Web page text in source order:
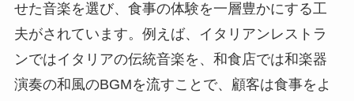
せた音楽を選び、食事の体験を一層豊かにする工
夫がされています。例えば、イタリアンレストラ
ンではイタリアの伝統音楽を、和食店では和楽器
演奏の和風のBGMを流すことで、顧客は食事をよ